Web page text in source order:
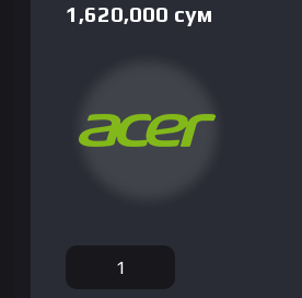
1,620,000 сум
Количество
товара